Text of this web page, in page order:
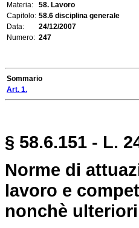
Materia:
58. Lavoro
Capitolo: 58.6 disciplina generale
Data:
24/12/2007
Numero: 247
Sommario
Art. 1.
§ 58.6.151 - L.
Norme di
lavoro e
nonchè